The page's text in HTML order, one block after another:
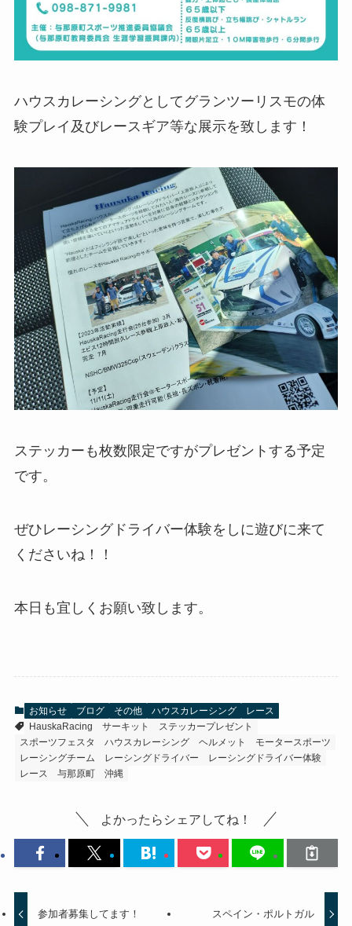
ハウスカレーシングとしてグランツーリスモの体
験プレイ及びレースギア等な展示を致します！
ステッカーも枚数限定ですがプレゼントする予定
です。
ぜひレーシングドライバー体験をしに遊びに来て
くださいね！！
本日も宜しくお願い致します。
お知らせ ブログ その他 ハウスカレーシング
レース
HauskaRacing
サーキット
ステッカープレゼント
スポーツフェスタ
ハウスカレーシング ヘルメット
モータースポーツ
レーシングチーム
レーシングドライバー
レーシングドライバー体験
レース
与那原町 沖縄
よかったらシェアしてね！
参加者募集してます！ スペイン・ポルトガル